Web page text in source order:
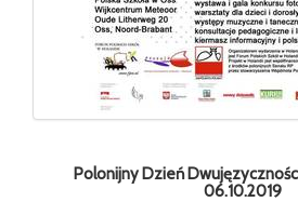
Polonijny Dzień
06.10.2019